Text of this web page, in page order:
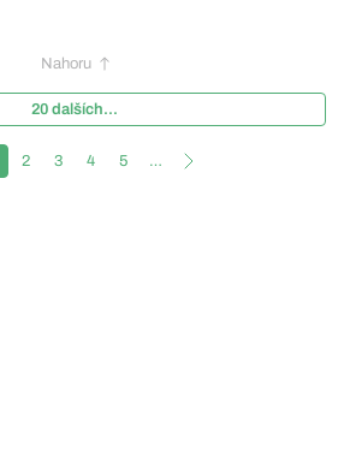
Nahoru
20 dalších...
2 3 4 5 …